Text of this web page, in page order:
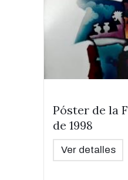
Póster de la
de 1998
Ver detalles